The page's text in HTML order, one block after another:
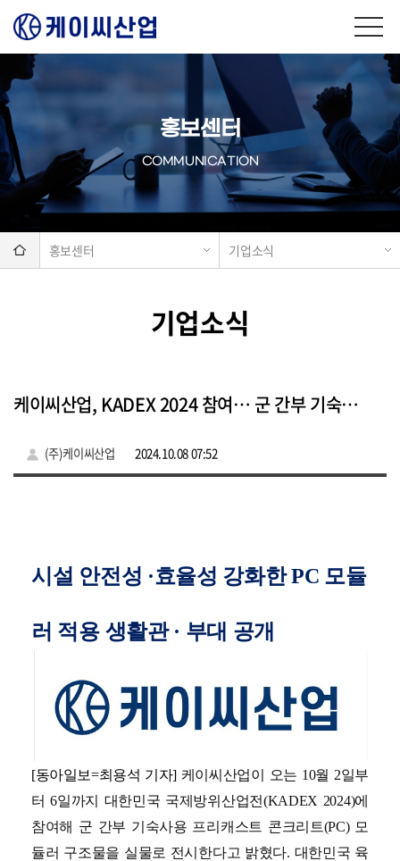
홍보센터
COMMUNICATION
홍보센터 기업소식
기업소식
케이씨산업, KADEX 2024 참여… 군 간부 기숙사용 PC 모듈러 실물 공개
(주)케이씨산업 2024.10.08 07:52
시설 안전성 ·효율성 강화한 PC 모듈
러 적용 생활관 · 부대 공개
[동아일보=최용석 기자] 케이씨산업이 오는 10월 2일부
터 6일까지 대한민국 국제방위산업전(KADEX 2024)에
참여해 군 간부 기숙사용 프리캐스트 콘크리트(PC) 모
듈러 구조물을 실물로 전시한다고 밝혔다. 대한민국 육